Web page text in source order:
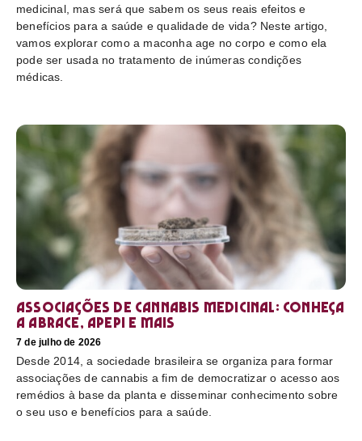
medicinal, mas será que sabem os seus reais efeitos e
benefícios para a saúde e qualidade de vida? Neste artigo,
vamos explorar como a maconha age no corpo e como ela
pode ser usada no tratamento de inúmeras condições
médicas.
Associações de cannabis medicinal: conheça
a Abrace, Apepi e mais
7 de julho de 2026
Desde 2014, a sociedade brasileira se organiza para formar
associações de cannabis a fim de democratizar o acesso aos
remédios à base da planta e disseminar conhecimento sobre
o seu uso e benefícios para a saúde.